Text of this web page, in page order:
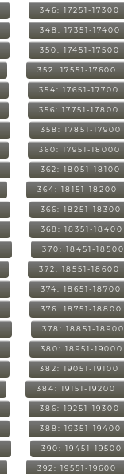
346: 17251-17300
348: 17351-17400
350: 17451-17500
352: 17551-17600
354: 17651-17700
356: 17751-17800
358: 17851-17900
360: 17951-18000
362: 18051-18100
364: 18151-18200
366: 18251-18300
368: 18351-18400
370: 18451-18500
372: 18551-18600
374: 18651-18700
376: 18751-18800
378: 18851-18900
380: 18951-19000
382: 19051-19100
384: 19151-19200
386: 19251-19300
388: 19351-19400
390: 19451-19500
392: 19551-19600